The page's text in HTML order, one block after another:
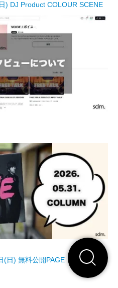
) DJ Product COLOUR SCENE
(日) 無料公開PAGE